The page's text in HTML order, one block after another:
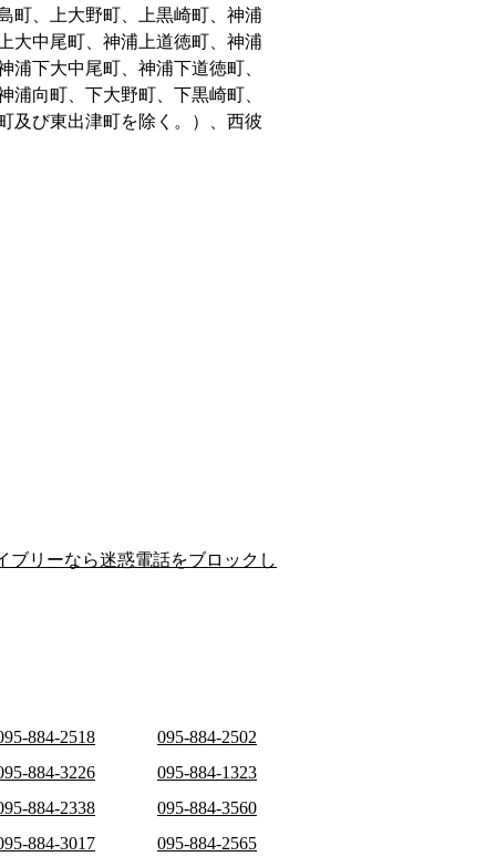
町、上大野町、上黒崎町、神浦
大中尾町、神浦上道徳町、神浦
浦下大中尾町、神浦下道徳町、
浦向町、下大野町、下黒崎町、
及び東出津町を除く。）、西彼
ブリーなら迷惑電話をブロックし
884-2518
095-884-2502
884-3226
095-884-1323
884-2338
095-884-3560
884-3017
095-884-2565